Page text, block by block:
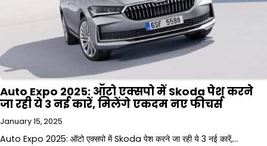
Auto Expo 2025: ऑटो एक्सपो में Skoda पेश करने
जा रही ये 3 नई कारें, मिलेंगे एकदम नए फीचर्स
January 15, 2025
Auto Expo 2025: ऑटो एक्सपो में Skoda पेश करने जा रही ये 3 नई कारें,…